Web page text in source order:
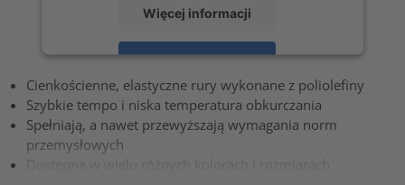
Więcej informacji
Zaakceptuj
powered byUsercentrics Consent Management Platform
Cienkościenne, elastyczne rury wykonane z poliolefiny
Szybkie tempo i niska temperatura obkurczania
Spełniają, a nawet przewyższają wymagania norm
przemysłowych